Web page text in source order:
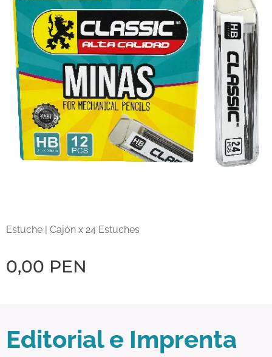
Estuche | Cajón x 24 Estuches
0,00 PEN
Editorial e Imprenta